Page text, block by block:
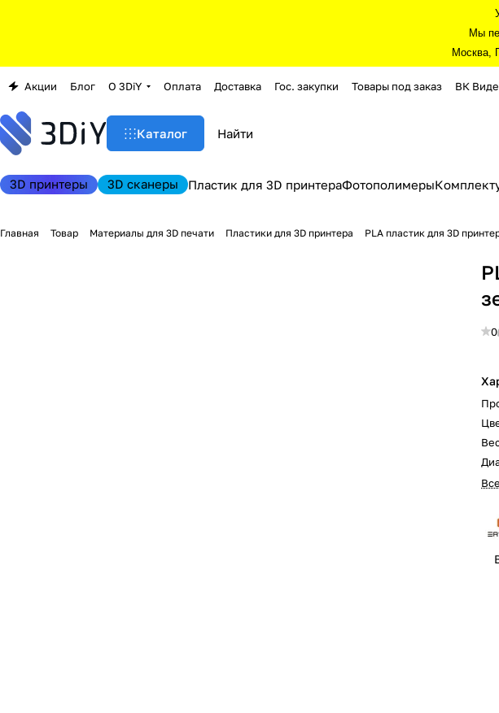
Мы
Москва,
Акции Блог О 3DiY Оплата Доставка Гос. закупки Товары под заказ ВК
Каталог
3D принтеры 3D сканеры Пластик для 3D принтераФотополимеры
Главная Товар Материалы для 3D печати Пластики для 3D принтера PLA пластик для 3D
0